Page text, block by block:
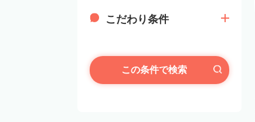
こだわり条件
この条件で検索